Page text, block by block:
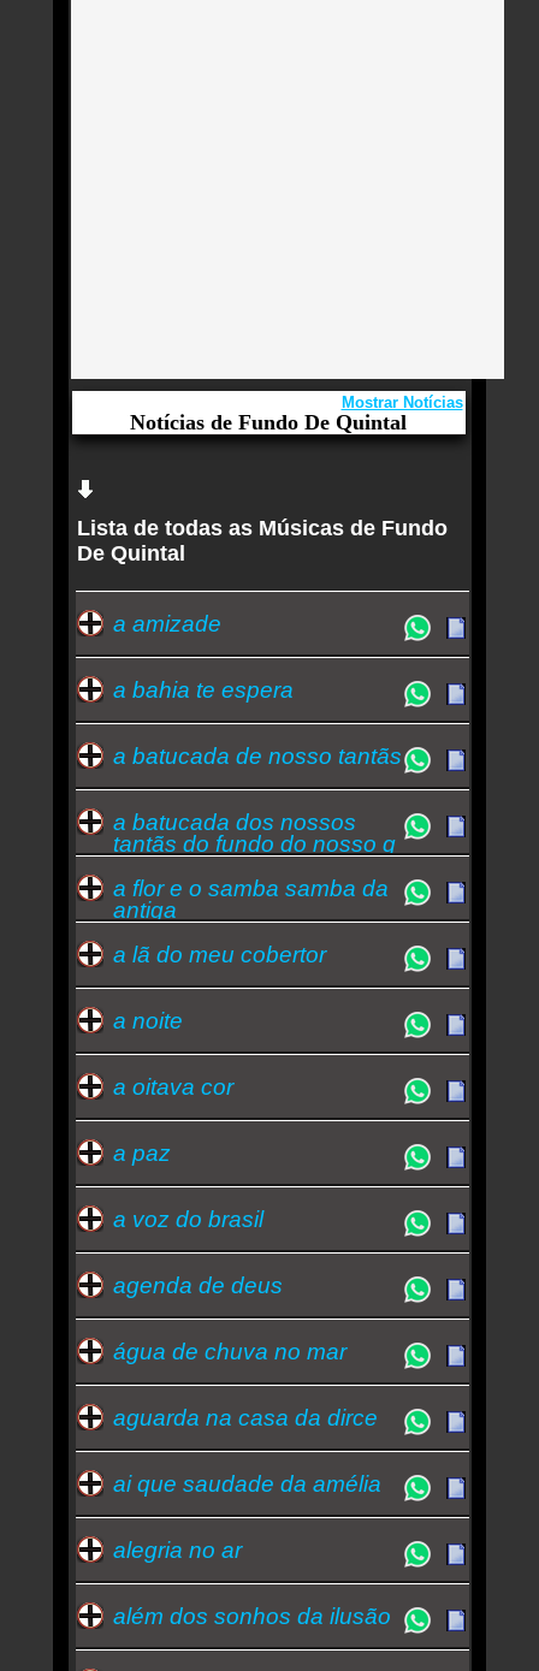
Notícias de Fundo De Quintal
Mostrar Notícias
Aqui você curte Fundo De Quintal e seus
Sucessos, Antigas, Novas e os Lançamentos.
Com Emicida, Bloco Quintal dos Prettos estreia no
Carnaval de SP no Ibira
samba do Quintal dos Prettos
Quem ouve Fundo De Quintal tambem ouve: -
emicida-marchinhas de carnaval
Lista de todas as Músicas de Fundo
De Quintal
a amizade
a bahia te espera
a batucada de nosso tantãs
a batucada dos nossos
tantãs do fundo do nosso q
a flor e o samba samba da
antiga
a lã do meu cobertor
a noite
a oitava cor
a paz
a voz do brasil
agenda de deus
água de chuva no mar
aguarda na casa da dirce
ai que saudade da amélia
alegria no ar
além dos sonhos da ilusão